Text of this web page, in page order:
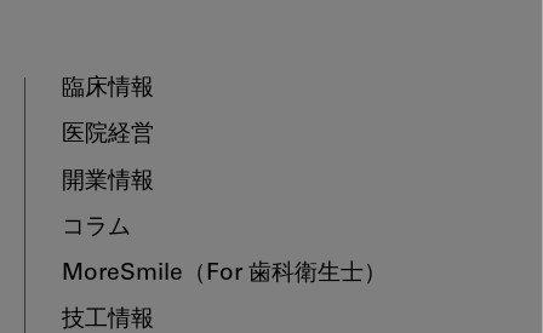
臨床情報
医院経営
開業情報
コラム
MoreSmile （For 歯科衛生士）
技工情報